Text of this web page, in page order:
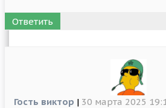
Ответить
Гость виктор | 30 марта 2025